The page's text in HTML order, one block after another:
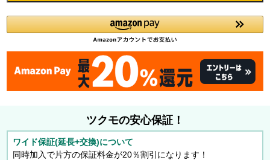
ツクモの安心保証！
ワイド保証(延長+交換)について
同時加入で片方の保証料金が20％割引になります！